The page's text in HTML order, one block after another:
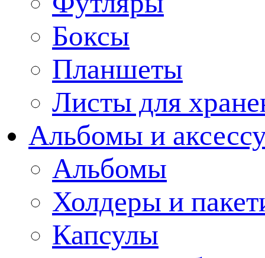
Боксы
Планшеты
Листы для
Альбомы и
Альбомы
Холдеры и
Капсулы